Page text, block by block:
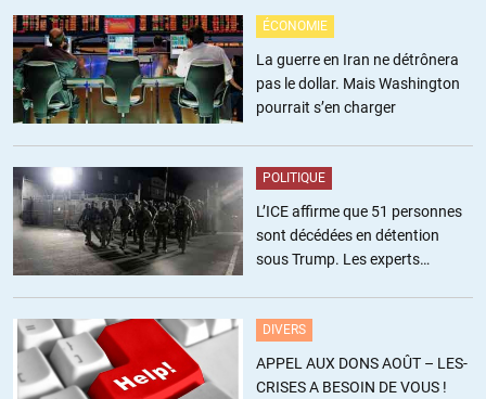
Guadet//16.08.2017 à 07h50
Intéressant, même si ça enfonce des portes ouvertes. Le capitalisme
totalitaire est aujourd’hui bien en place. Cela fait bien vingt ans en
France qu’on travaille à détruire notre système de retraite en
expliquant qu’on veut le sauver.
+71 ALERTER
isidor ducasse//16.08.2017 à 07h55
Tiens c’est bizarre cela me fait penser la construction européenne.
+131 ALERTER
ÉCONOMIE
La guerre en Iran ne détrônera
pas le dollar. Mais Washington
pourrait s’en charger
POLITIQUE
L’ICE affirme que 51 personnes
sont décédées en détention
sous Trump. Les experts
DIVERS
APPEL AUX DONS AOÛT – LES-
CRISES A BESOIN DE VOUS !